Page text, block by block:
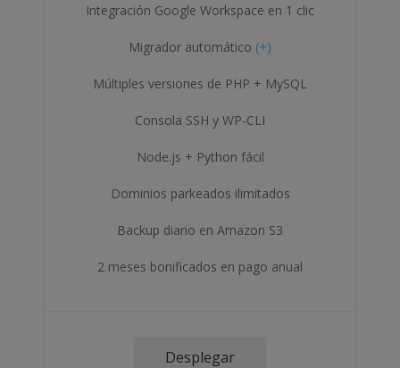
Integración Google Workspace en 1 clic
Migrador automático (+)
Múltiples versiones de PHP + MySQL
Consola SSH y WP-CLI
Node.js + Python fácil
Dominios parkeados ilimitados
Backup diario en Amazon S3
2 meses bonificados en pago anual
Desplegar